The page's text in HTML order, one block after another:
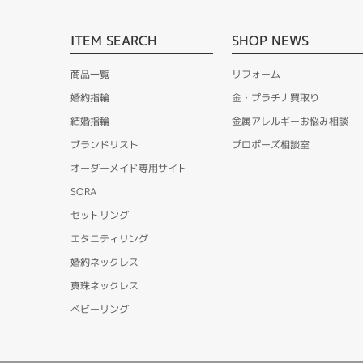
ITEM SEARCH
商品一覧
婚約指輪
結婚指輪
ブランドリスト
オーダーメイド専用サイト
SORA
セットリング
エタニティリング
婚約ネックレス
真珠ネックレス
ベビーリング
SHOP NEWS
リフォーム
金・プラチナ買取り
金属アレルギーお悩み相談
プロポーズ相談室